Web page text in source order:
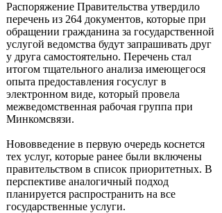
Распоряжение Правительства утвердило
перечень из 264 документов, которые при
обращении гражданина за государственной
услугой ведомства будут запрашивать друг
у друга самостоятельно. Перечень стал
итогом тщательного анализа имеющегося
опыта предоставления госуслуг в
электронном виде, который провела
межведомственная рабочая группа при
Минкомсвязи.
Нововведение в первую очередь коснется
тех услуг, которые ранее были включены
правительством в список приоритетных. В
перспективе аналогичный подход
планируется распространить на все
государственные услуги.